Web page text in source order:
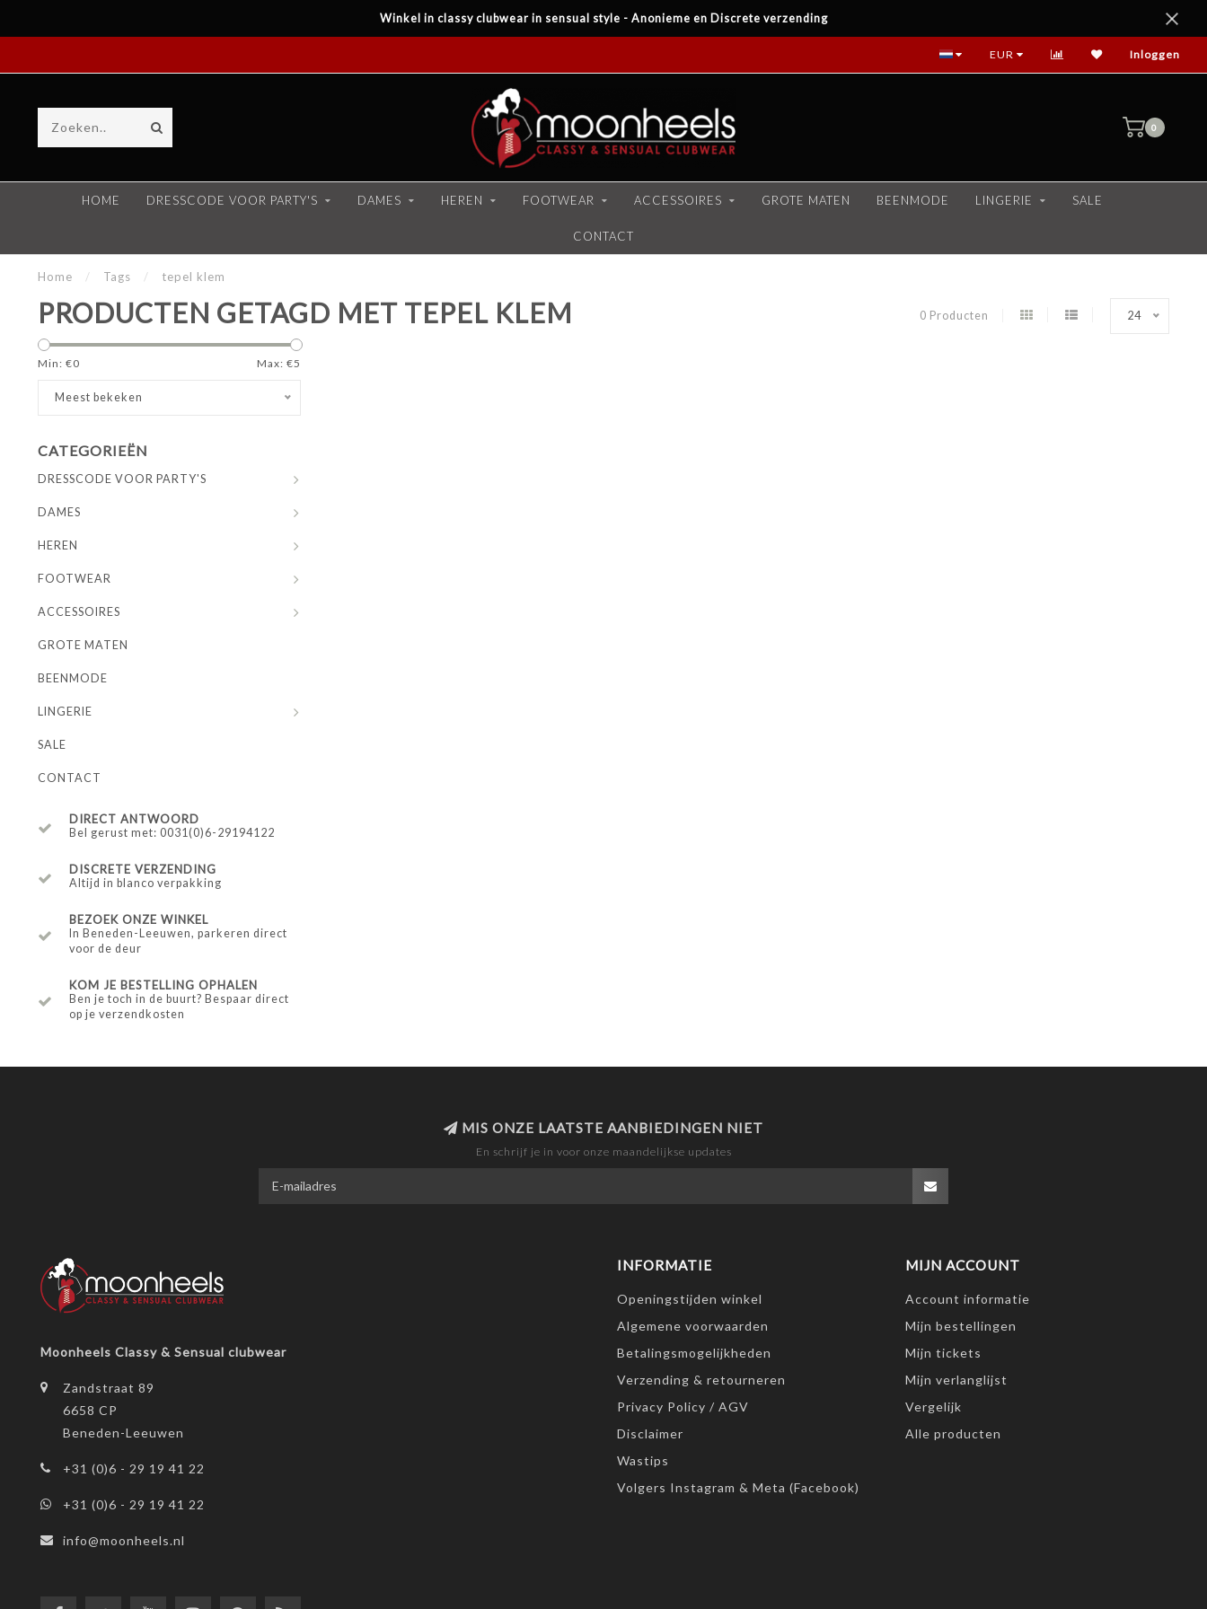
Winkel in classy clubwear in sensual style - Anonieme en Discrete verzending
EUR Inloggen
0
HOME DRESSCODE VOOR PARTY'S DAMES HEREN FOOTWEAR ACCESSOIRES GROTE MATEN BEENMODE LINGERIE SALE
CONTACT
Home / Tags / tepel klem
PRODUCTEN GETAGD MET TEPEL KLEM 0 Producten 24
Min: €0 Max: €5
Meest bekeken
CATEGORIEËN
DRESSCODE VOOR PARTY'S
DAMES
HEREN
FOOTWEAR
ACCESSOIRES
GROTE MATEN
BEENMODE
LINGERIE
SALE
CONTACT
DIRECT ANTWOORD
Bel gerust met: 0031(0)6-29194122
DISCRETE VERZENDING
Altijd in blanco verpakking
BEZOEK ONZE WINKEL
In Beneden-Leeuwen, parkeren direct
voor de deur
KOM JE BESTELLING OPHALEN
Ben je toch in de buurt? Bespaar direct
op je verzendkosten
MIS ONZE LAATSTE AANBIEDINGEN NIET
En schrijf je in voor onze maandelijkse updates
Moonheels Classy & Sensual clubwear
Zandstraat 89
6658 CP
Beneden-Leeuwen
+31 (0)6 - 29 19 41 22
+31 (0)6 - 29 19 41 22
info@moonheels.nl
INFORMATIE
Openingstijden winkel
Algemene voorwaarden
Betalingsmogelijkheden
Verzending & retourneren
Privacy Policy / AGV
Disclaimer
Wastips
Volgers Instagram & Meta (Facebook)
MIJN ACCOUNT
Account informatie
Mijn bestellingen
Mijn tickets
Mijn verlanglijst
Vergelijk
Alle producten